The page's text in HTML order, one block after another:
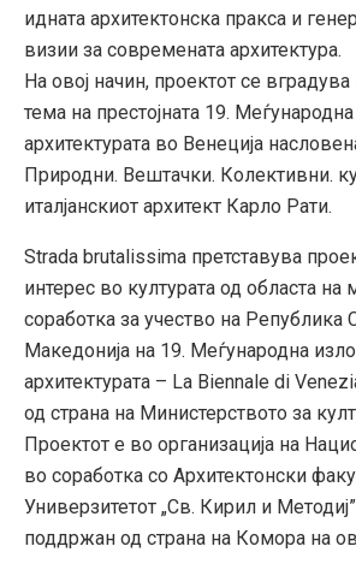
идната архитектонска пракса и
визии за современата архитектура.
На овој начин, проектот се
тема на престојната 19.
архитектурата во Венеција
Природни. Вештачки. Колективни.
италјанскиот архитект Карло Рати.
Strada brutalissima претставува
интерес во културата од областа на
соработка за учество на Република
Македонија на 19. Меѓународна
архитектурата – La Biennale di
од страна на Министерството за
Проектот е во организација на
во соработка со Архитектонски
Универзитетот „Св. Кирил и
поддржан од страна на Комора на